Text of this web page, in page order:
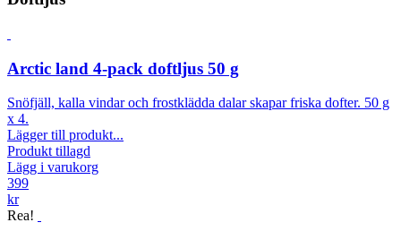
Arctic land 4-pack doftljus 50 g
Snöfjäll, kalla vindar och frostklädda dalar skapar friska dofter. 50 g
x 4.
Lägger till produkt...
Produkt tillagd
Lägg i varukorg
399
kr
Rea!